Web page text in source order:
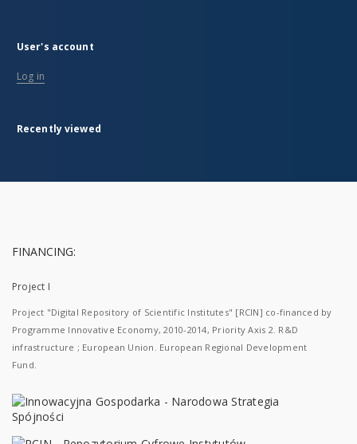
User's account
Log in
Recently viewed
FINANCING:
Project I
Project "Digital Repository of Scientific Institutes" [RCIN] co-financed by
Programme Innovative Economy, 2010-2014, Priority Axis 2. R&D
infrastructure ; European Union. European Regional Development
Fund.